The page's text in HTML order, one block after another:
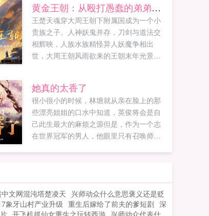
黄金王朝：从殴打愚蠢的弟弟开始
王楚天魂穿大周王朝下附属国成为一个小
贵族之子。人神妖鬼并存，刀剑与道法交
相辉映，人族水族精怪异人妖魔争相出
世，大周王朝风雨欲来的王朝末年光景
基为帝。曰自古天子自称皇帝，乃告诫子
孙后代皇为文治，帝为武功，坐天下要堂
皇之道，霸...
她真的太香了
很小很小的时候，林塘就从亲在脸上的那
些漂亮姐姐的口水中知道，英俊将会是自
己此生最大的麻烦之源但是，作为一个志
在世界冠军的男人，他眼里只有召唤师奖
人为了追星，脑瘫到把整个俱乐部买下来
我林塘就算从俱乐部楼顶跳下去！就算从
此被封杀，再也上不了赛场！也绝对不会
文网混沌塔楚凌天 兴师动众什么意思褒义还是贬
象牙山村产业升级 重生后嫁给了前夫的爹短剧 深
开飞机抓仙女重生之玩转西游 兴师动众代表什